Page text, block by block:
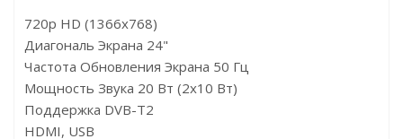
720p HD (1366x768)
Диагональ Экрана 24"
Частота Обновления Экрана 50 Гц
Мощность Звука 20 Вт (2x10 Вт)
Поддержка DVB-T2
HDMI, USB